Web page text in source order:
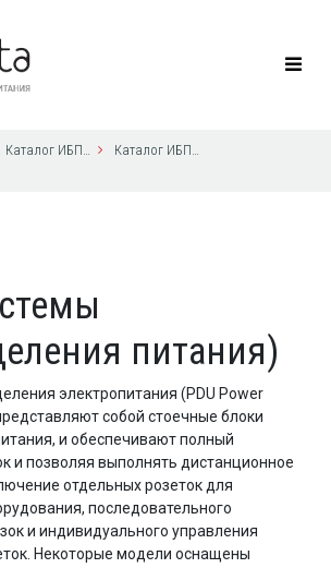
Каталог ИБП CyberPower
Каталог ИБП CyberPower
питания)
электропитания (PDU Power
собой стоечные блоки
и обеспечивают полный
и позволяя выполнять дистанционное
отдельных розеток для
последовательного
и индивидуального управления
Некоторые модели оснащены